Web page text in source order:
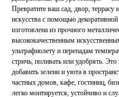
Превратите ваш сад, двор, террасу
искусства с помощью
изготовлена из прочного
высококачественным
ультрафиолету и перепадам
стричь, поливать или удобрять.
добавить зелени и уюта в
частных домов, кафе, гостиниц,
легко монтируется, устойчиво и